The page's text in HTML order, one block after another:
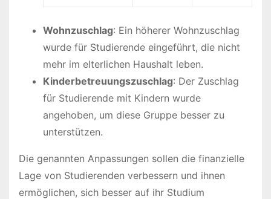
Wohnzuschlag: Ein höherer Wohnzuschlag
wurde für Studierende eingeführt, die nicht
mehr im elterlichen Haushalt leben.
Kinderbetreuungszuschlag: Der Zuschlag
für Studierende mit Kindern wurde
angehoben, um diese Gruppe besser zu
unterstützen.
Die genannten Anpassungen sollen die finanzielle
Lage von Studierenden verbessern und ihnen
ermöglichen, sich besser auf ihr Studium